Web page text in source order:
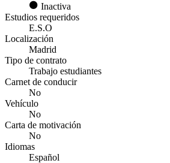
Inactiva
Estudios requeridos
E.S.O
Localización
Madrid
Tipo de contrato
Trabajo estudiantes
Carnet de conducir
No
Vehículo
No
Carta de motivación
No
Idiomas
Español